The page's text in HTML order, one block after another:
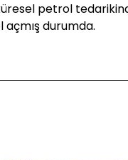
petrol
durumda.